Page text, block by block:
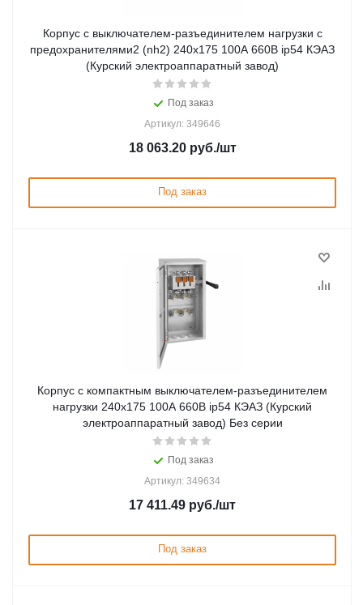
Корпус с выключателем-разъединителем нагрузки с
предохранителями2 (nh2) 240x175 100А 660В ip54 КЭАЗ
(Курский электроаппаратный завод)
Под заказ
Артикул: 349646
18 063.20руб./шт
Под заказ
Корпус c компактным выключателем-разъединителем
нагрузки 240x175 100А 660В ip54 КЭАЗ (Курский
электроаппаратный завод) Без серии
Под заказ
Артикул: 349634
17 411.49 руб./шт
Под заказ